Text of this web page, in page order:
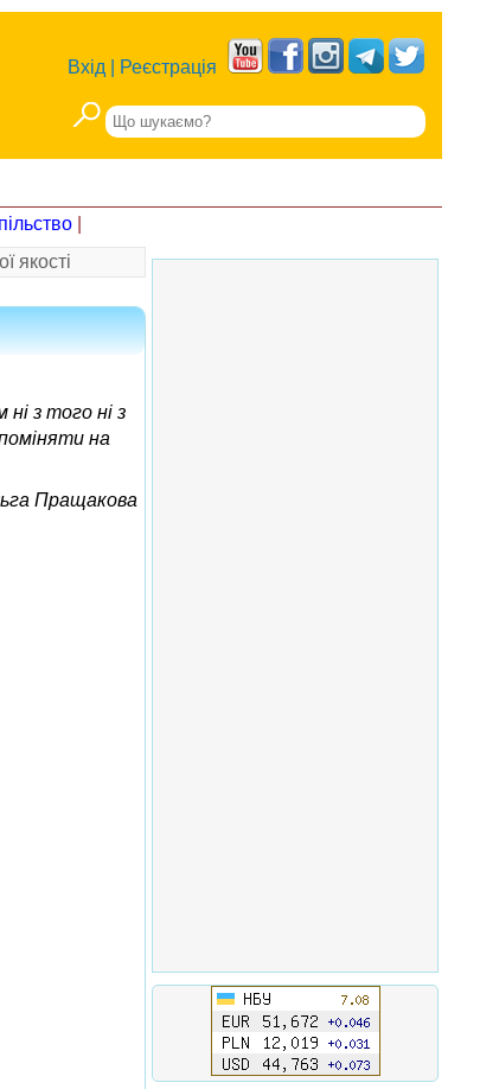
Вхід Реєстрація
якості
з того ні з
на
Пращакова